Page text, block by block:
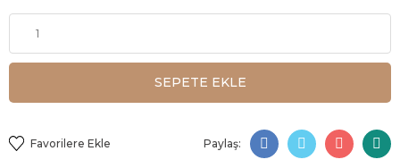
SEPETE EKLE
Paylaş: